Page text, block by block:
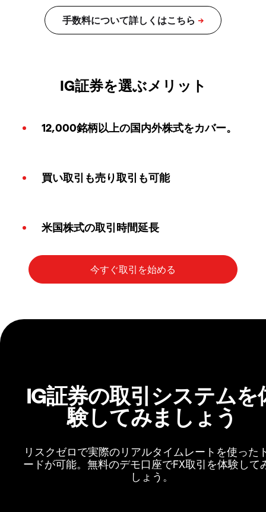
IG証券を選ぶメリット
12,000銘柄以上の国内外株式をカバー。
買い取引も売り取引も可能
米国株式の取引時間延長
IG証券の取引システムを
験してみましょう
リスクゼロで実際のリアルタイムレートを使った
ードが可能。無料のデモ口座でFX取引を体験して
しょう。